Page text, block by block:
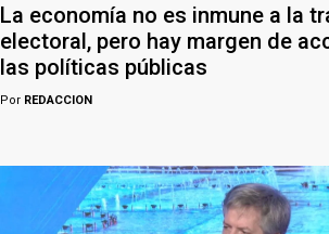
La economía no es inmune a la
electoral, pero hay margen de
las políticas públicas
Por REDACCION